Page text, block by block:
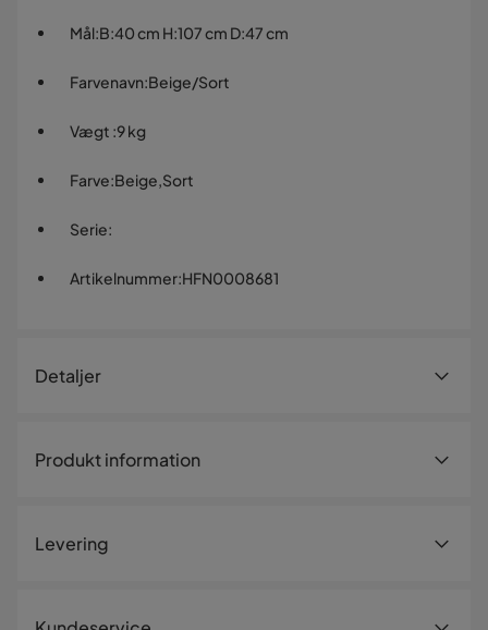
Mål:B:40 cm H:107 cm D:47 cm
Farvenavn:Beige/Sort
Vægt :9 kg
Farve:Beige,Sort
Serie:
Artikelnummer:HFN0008681
Detaljer
Størrelse
Bredde
Produkt information
Levering